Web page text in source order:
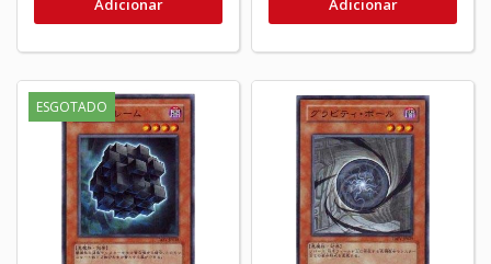
Adicionar Adicionar
ESGOTADO